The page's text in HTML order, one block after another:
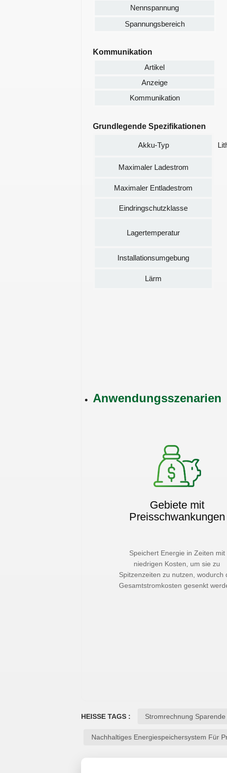
Nennspannung
Spannungsbereich
Kommunikation
Artikel
Anzeige
Kommunikation
Grundlegende Spezifikationen
Akku-Typ
Maximaler Ladestrom
Maximaler Entladestrom
Eindringschutzklasse
Lagertemperatur
Installationsumgebung
Lärm
Anwendungsszenarien
Gebiete mit
Preisschwankungen
Speichert Energie in Zeiten mit
niedrigen Kosten, um sie zu
Spitzenzeiten zu nutzen, wodurch
Gesamtstromkosten gesenkt
HEISSE TAGS : Stromrechnung
Nachhaltiges Energiespeichersystem Für